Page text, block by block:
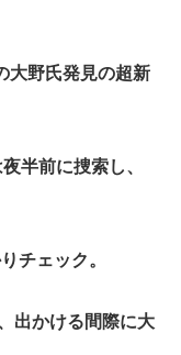
野氏発見の超新
半前に捜索し、
チェック。
出かける間際に大